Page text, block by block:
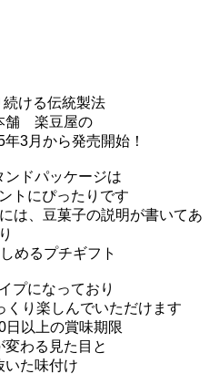
ける伝統製法
舗 楽豆屋の
3月から発売開始！
ドパッケージは
トにぴったりです
は、豆菓子の説明が書いてあ
り
めるプチギフト
プになっており
くり楽しんでいただけます
日以上の賞味期限
わる見た目と
いた味付け